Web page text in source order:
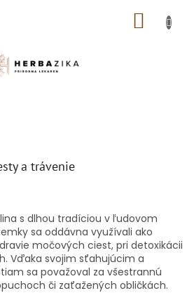
a trávenie
s dlhou tradíciou v ľudovom
sa oddávna využívali ako
močových ciest, pri detoxikácii
Vďaka svojim sťahujúcim a
sa považoval za všestrannú
či zaťažených obličkách.